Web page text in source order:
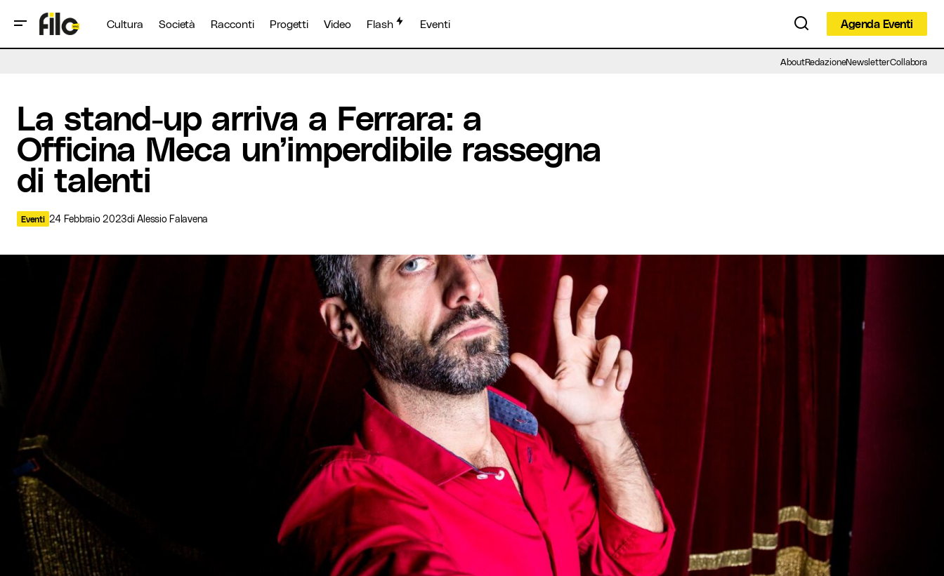
Cultura Società Racconti Progetti Video Flash Eventi
Agenda Eventi
Agenda Eventi
AboutRedazioneNewsletterCollabora
La stand-up arriva a Ferrara: a
Officina Meca un’imperdibile rassegna
di talenti
Eventi 24 Febbraio 2023di Alessio Falavena